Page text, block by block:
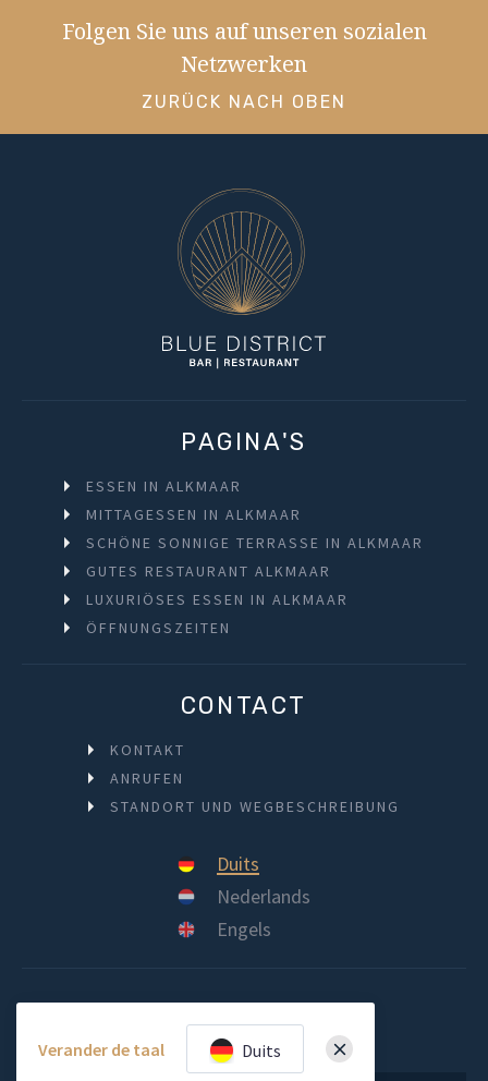
Folgen Sie uns auf unseren sozialen
Netzwerken
ZURÜCK NACH OBEN
PAGINA'S
ESSEN IN ALKMAAR
MITTAGESSEN IN ALKMAAR
SCHÖNE SONNIGE TERRASSE IN ALKMAAR
GUTES RESTAURANT ALKMAAR
LUXURIÖSES ESSEN IN ALKMAAR
ÖFFNUNGSZEITEN
CONTACT
KONTAKT
ANRUFEN
STANDORT UND WEGBESCHREIBUNG
Duits
Nederlands
Engels
Verander de taal Duits